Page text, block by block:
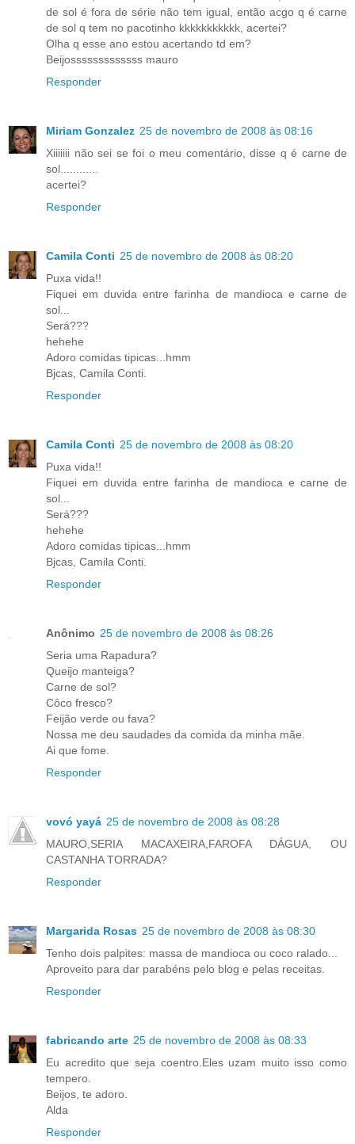
de sol é fora de série não tem igual, então acgo q é carne
de sol q tem no pacotinho kkkkkkkkkkk, acertei?
Olha q esse ano estou acertando td em?
Beijosssssssssssss mauro
Responder
Miriam Gonzalez 25 de novembro de 2008 às 08:16
Xiiiiiii não sei se foi o meu comentário, disse q é carne de
sol............
acertei?
Responder
Camila Conti 25 de novembro de 2008 às 08:20
Puxa vida!!
Fiquei em duvida entre farinha de mandioca e carne de
sol...
Será???
hehehe
Adoro comidas tipicas...hmm
Bjcas, Camila Conti.
Responder
Camila Conti 25 de novembro de 2008 às 08:20
Puxa vida!!
Fiquei em duvida entre farinha de mandioca e carne de
sol...
Será???
hehehe
Adoro comidas tipicas...hmm
Bjcas, Camila Conti.
Responder
Anônimo 25 de novembro de 2008 às 08:26
Seria uma Rapadura?
Queijo manteiga?
Carne de sol?
Côco fresco?
Feijão verde ou fava?
Nossa me deu saudades da comida da minha mãe.
Ai que fome.
Responder
vovó yayá 25 de novembro de 2008 às 08:28
MAURO,SERIA MACAXEIRA,FAROFA DÁGUA, OU
CASTANHA TORRADA?
Responder
Margarida Rosas 25 de novembro de 2008 às 08:30
Tenho dois palpites: massa de mandioca ou coco ralado...
Aproveito para dar parabéns pelo blog e pelas receitas.
Responder
fabricando arte 25 de novembro de 2008 às 08:33
Eu acredito que seja coentro.Eles uzam muito isso como
tempero.
Beijos, te adoro.
Alda
Responder